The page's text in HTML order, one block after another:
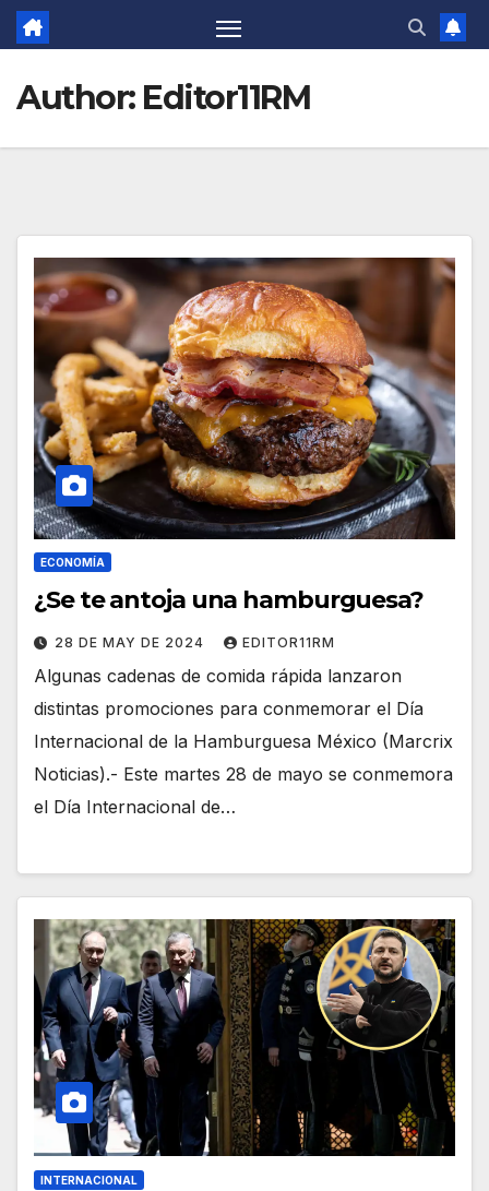
Author: Editor11RM
ECONOMÍA
¿Se te antoja una hamburguesa?
28 DE MAY DE 2024 EDITOR11RM
Algunas cadenas de comida rápida lanzaron
distintas promociones para conmemorar el Día
Internacional de la Hamburguesa México (Marcrix
Noticias).- Este martes 28 de mayo se conmemora
el Día Internacional de…
INTERNACIONAL